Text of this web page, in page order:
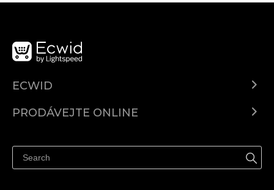
ECWID
Ceny
PRODÁVEJTE ONLINE
Prodávejte na Facebooku
Prodávejte na Instagramu